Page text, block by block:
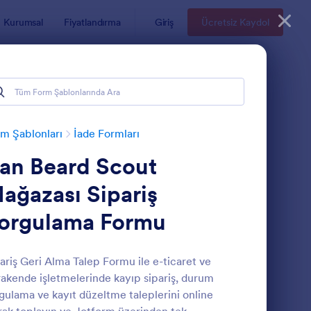
Kurumsal Fiyatlandırma Giriş Ücretsiz Kaydol
Şablonları İade Formları
Beard Scout
Sipariş
Formu
Geri Alma Talep Formu ile e-ticaret ve
işletmelerinde kayıp sipariş, durum
ve kayıt düzeltme taleplerini online
İade Formu Önizleme: Ürün İade Talep